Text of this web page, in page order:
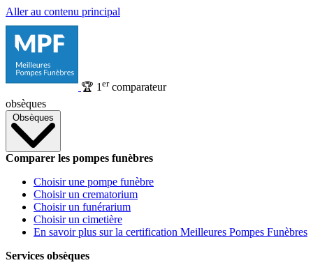
Aller au contenu principal
🏆 1 ercomparateur
obsèques
Obsèques
Comparer les pompes funèbres
Choisir une pompe funèbre
Choisir un crematorium
Choisir un funérarium
Choisir un cimetière
En savoir plus sur la certification Meilleures Pompes Funèbres
Services obsèques